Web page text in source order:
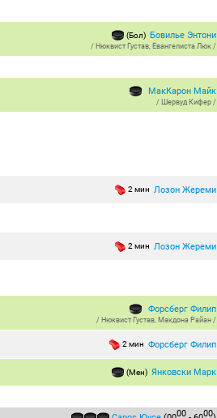
(Бол) Бовилье Энтони
/ Нюквист Густав, Евангелиста Люк /
МакКарон Майк
/ Шервуд Кифер /
2 мин Лозон Жереми
2 мин Лозон Жереми
Форсберг Филип
/ Нюквист Густав, Макдона Райан /
2 мин Форсберг Филип
(Мен) Янковски Марк
00 00